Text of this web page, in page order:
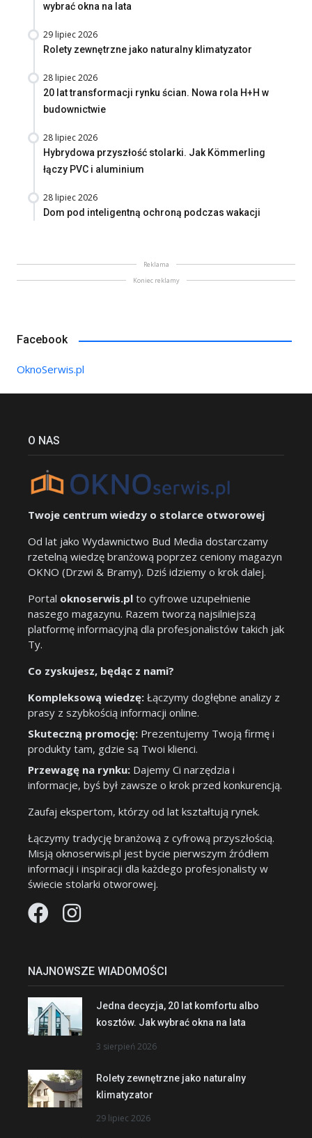
wybrać okna na lata
29 lipiec 2026
Rolety zewnętrzne jako naturalny klimatyzator
28 lipiec 2026
20 lat transformacji rynku ścian. Nowa rola H+H w
budownictwie
28 lipiec 2026
Hybrydowa przyszłość stolarki. Jak Kömmerling
łączy PVC i aluminium
28 lipiec 2026
Dom pod inteligentną ochroną podczas wakacji
Reklama
Koniec reklamy
Facebook
OknoSerwis.pl
O NAS
Twoje centrum wiedzy o stolarce otworowej
Od lat jako Wydawnictwo Bud Media dostarczamy
rzetelną wiedzę branżową poprzez ceniony magazyn
OKNO (Drzwi & Bramy). Dziś idziemy o krok dalej.
Portal oknoserwis.pl to cyfrowe uzupełnienie
naszego magazynu. Razem tworzą najsilniejszą
platformę informacyjną dla profesjonalistów takich jak
Ty.
Co zyskujesz, będąc z nami?
Kompleksową wiedzę: Łączymy dogłębne analizy z
prasy z szybkością informacji online.
Skuteczną promocję: Prezentujemy Twoją firmę i
produkty tam, gdzie są Twoi klienci.
Przewagę na rynku: Dajemy Ci narzędzia i
informacje, byś był zawsze o krok przed konkurencją.
Zaufaj ekspertom, którzy od lat kształtują rynek.
Łączymy tradycję branżową z cyfrową przyszłością.
Misją oknoserwis.pl jest bycie pierwszym źródłem
informacji i inspiracji dla każdego profesjonalisty w
świecie stolarki otworowej.
NAJNOWSZE WIADOMOŚCI
Jedna decyzja, 20 lat komfortu albo
kosztów. Jak wybrać okna na lata
3 sierpień 2026
Rolety zewnętrzne jako naturalny
klimatyzator
29 lipiec 2026